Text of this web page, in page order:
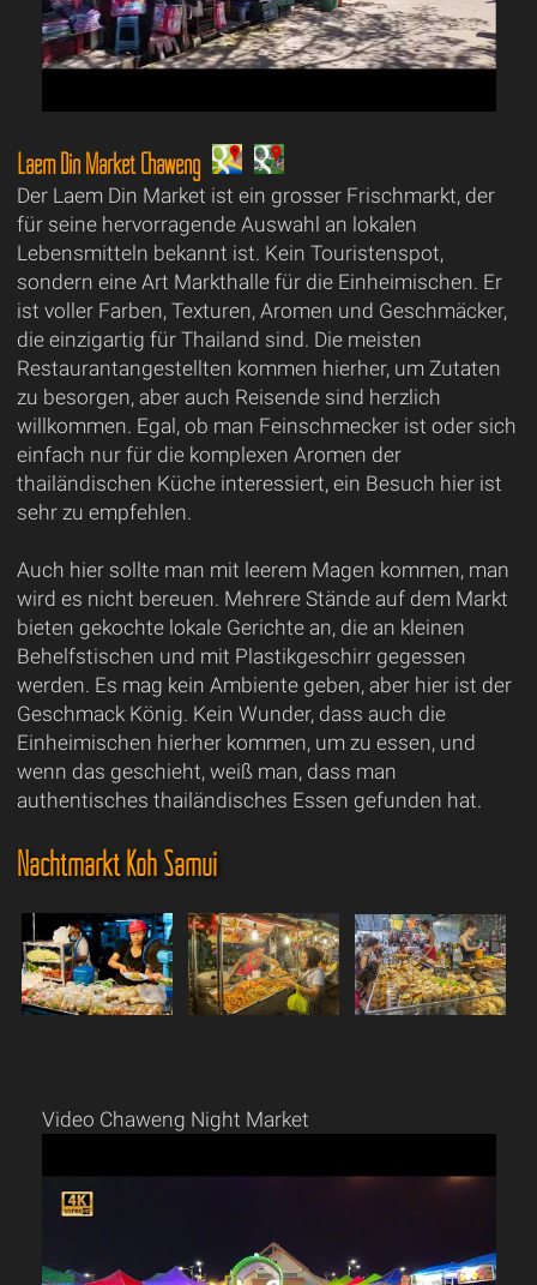
Laem Din Market Chaweng
Der Laem Din Market ist ein grosser Frischmarkt, der
für seine hervorragende Auswahl an lokalen
Lebensmitteln bekannt ist. Kein Touristenspot,
sondern eine Art Markthalle für die Einheimischen. Er
ist voller Farben, Texturen, Aromen und Geschmäcker,
die einzigartig für Thailand sind. Die meisten
Restaurantangestellten kommen hierher, um Zutaten
zu besorgen, aber auch Reisende sind herzlich
willkommen. Egal, ob man Feinschmecker ist oder sich
einfach nur für die komplexen Aromen der
thailändischen Küche interessiert, ein Besuch hier ist
sehr zu empfehlen.
Auch hier sollte man mit leerem Magen kommen, man
wird es nicht bereuen. Mehrere Stände auf dem Markt
bieten gekochte lokale Gerichte an, die an kleinen
Behelfstischen und mit Plastikgeschirr gegessen
werden. Es mag kein Ambiente geben, aber hier ist der
Geschmack König. Kein Wunder, dass auch die
Einheimischen hierher kommen, um zu essen, und
wenn das geschieht, weiß man, dass man
authentisches thailändisches Essen gefunden hat.
Nachtmarkt Koh Samui
Video Chaweng Night Market